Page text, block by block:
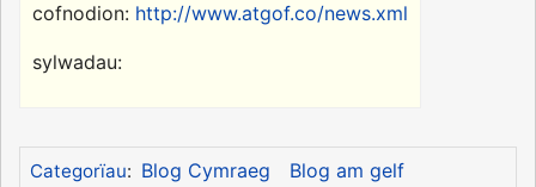
cofnodion: http://www.atgof.co/news.xml
sylwadau:
Categorïau: Blog Cymraeg
Blog am gelf